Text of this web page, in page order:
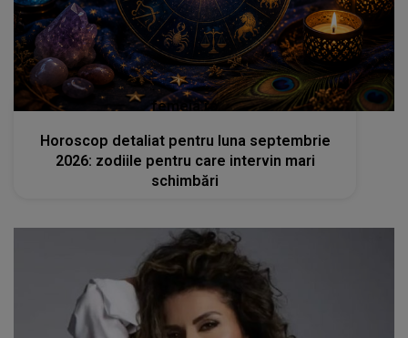
femeia.ro
Horoscop detaliat pentru luna septembrie
2026: zodiile pentru care intervin mari
schimbări